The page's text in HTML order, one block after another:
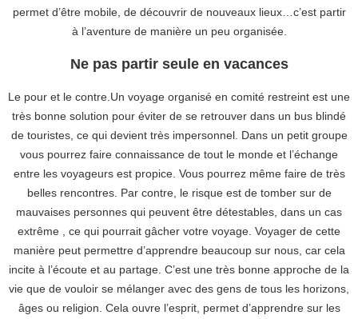
permet d’être mobile, de découvrir de nouveaux lieux…c’est partir
à l’aventure de manière un peu organisée.
Ne pas partir seule en vacances
Le pour et le contre.Un voyage organisé en comité restreint est une
très bonne solution pour éviter de se retrouver dans un bus blindé
de touristes, ce qui devient très impersonnel. Dans un petit groupe
vous pourrez faire connaissance de tout le monde et l’échange
entre les voyageurs est propice. Vous pourrez même faire de très
belles rencontres. Par contre, le risque est de tomber sur de
mauvaises personnes qui peuvent être détestables, dans un cas
extrême , ce qui pourrait gâcher votre voyage. Voyager de cette
manière peut permettre d’apprendre beaucoup sur nous, car cela
incite à l’écoute et au partage. C’est une très bonne approche de la
vie que de vouloir se mélanger avec des gens de tous les horizons,
âges ou religion. Cela ouvre l’esprit, permet d’apprendre sur les